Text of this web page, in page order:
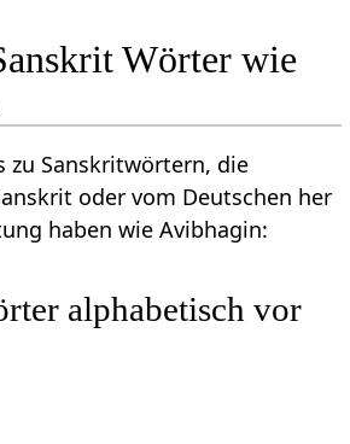
Wörter wie
zu Sanskritwörtern, die
oder vom Deutschen her
haben wie Avibhagin:
alphabetisch vor